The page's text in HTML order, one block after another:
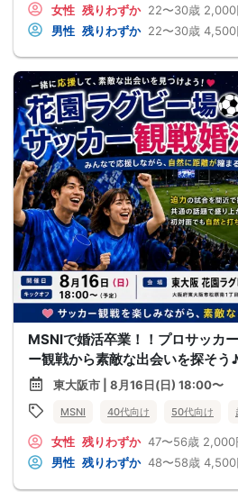
女性 残りわずか 22〜30歳 2,000
男性 残りわずか 22〜30歳 4,500
MSNIで婚活卒業！！プロサッカ
ー観戦から素敵な出会いを探そう
東大阪市 | 8月16日(日) 18:00〜
MSNI 40代向け 50代向け
女性 残りわずか 47〜56歳 2,000
男性 残りわずか 48〜58歳 4,500